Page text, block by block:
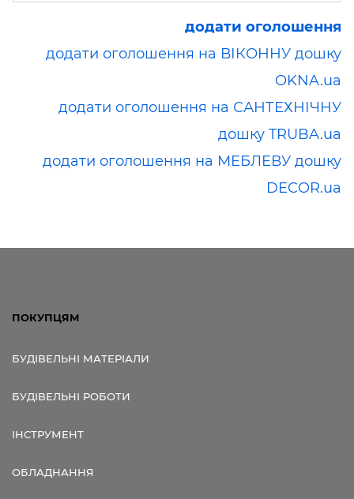
додати оголошення
додати оголошення на ВІКОННУ дошку
OKNA.ua
додати оголошення на САНТЕХНІЧНУ
дошку TRUBA.ua
додати оголошення на МЕБЛЕВУ дошку
DECOR.ua
ПОКУПЦЯМ
БУДІВЕЛЬНІ МАТЕРІАЛИ
БУДІВЕЛЬНІ РОБОТИ
ІНСТРУМЕНТ
ОБЛАДНАННЯ